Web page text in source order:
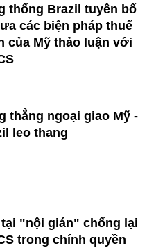
thống Brazil tuyên bố
các biện pháp thuế
của Mỹ thảo luận với
thẳng ngoại giao Mỹ -
leo thang
"nội gián" chống lại
trong chính quyền